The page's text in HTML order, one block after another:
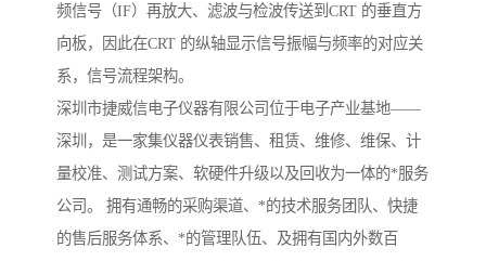
频信号（IF）再放大、滤波与检波传送到CRT 的垂直方
向板，因此在CRT 的纵轴显示信号振幅与频率的对应关
系，信号流程架构。
深圳市捷威信电子仪器有限公司位于电子产业基地——
深圳，是一家集仪器仪表销售、租赁、维修、维保、计
量校准、测试方案、软硬件升级以及回收为一体的*服务
公司。 拥有通畅的采购渠道、*的技术服务团队、快捷
的售后服务体系、*的管理队伍、及拥有国内外数百